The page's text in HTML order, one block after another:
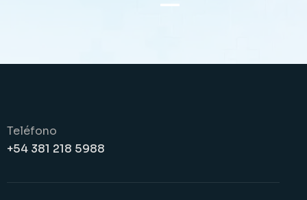
Teléfono
+54 381 218 5988